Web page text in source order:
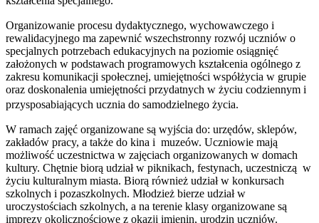
Organizowanie procesu dydaktycznego, wychowawczego i
rewalidacyjnego ma zapewnić wszechstronny rozwój uczniów o
specjalnych potrzebach edukacyjnych na poziomie osiągnięć
założonych w podstawach programowych kształcenia ogólnego z
zakresu komunikacji społecznej, umiejętności współżycia w grupie
oraz doskonalenia umiejętności przydatnych w życiu codziennym i
przysposabiających ucznia do samodzielnego życia.
W ramach zajęć organizowane są wyjścia do: urzędów, sklepów,
zakładów pracy, a także do kina i muzeów. Uczniowie mają
możliwość uczestnictwa w zajęciach organizowanych w domach
kultury. Chętnie biorą udział w piknikach, festynach, uczestniczą w
życiu kulturalnym miasta. Biorą również udział w konkursach
szkolnych i pozaszkolnych. Młodzież bierze udział w
uroczystościach szkolnych, a na terenie klasy organizowane są
imprezy okolicznościowe z okazji imienin, urodzin uczniów.